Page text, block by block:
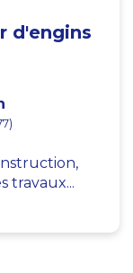
d'engins
travaux...